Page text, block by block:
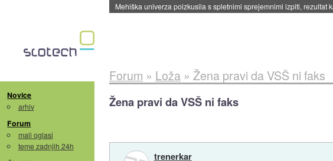
Evropska vesoljska agencija razvija svojo raketo za večkratno
Novice
arhiv
Forum
mali oglasi
teme zadnjih 24h
Forum » Loža» Žena pravi da VSŠ ni faks
Žena pravi da VSŠ ni faks
trenerkar